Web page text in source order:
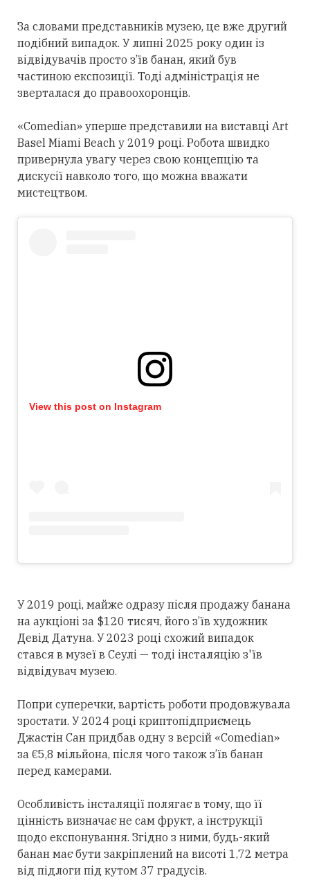
За словами представників музею, це вже другий
подібний випадок. У липні 2025 року один із
відвідувачів просто з’їв банан, який був
частиною експозиції. Тоді адміністрація не
зверталася до правоохоронців.
«Comedian» уперше представили на виставці Art
Basel Miami Beach у 2019 році. Робота швидко
привернула увагу через свою концепцію та
дискусії навколо того, що можна вважати
мистецтвом.
View this post on Instagram
У 2019 році, майже одразу після продажу банана
на аукціоні за $120 тисяч, його з’їв художник
Девід Датуна. У 2023 році схожий випадок
стався в музеї в Сеулі — тоді інсталяцію з'їв
відвідувач музею.
Попри суперечки, вартість роботи продовжувала
зростати. У 2024 році криптопідприємець
Джастін Сан придбав одну з версій «Comedian»
за €5,8 мільйона, після чого також з’їв банан
перед камерами.
Особливість інсталяції полягає в тому, що її
цінність визначає не сам фрукт, а інструкції
щодо експонування. Згідно з ними, будь-який
банан має бути закріплений на висоті 1,72 метра
від підлоги під кутом 37 градусів.